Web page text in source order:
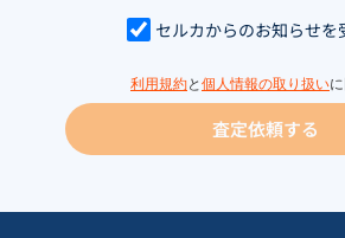
セルカからのお知らせを
利用規約と 個人情報の取り扱い
査定依頼する